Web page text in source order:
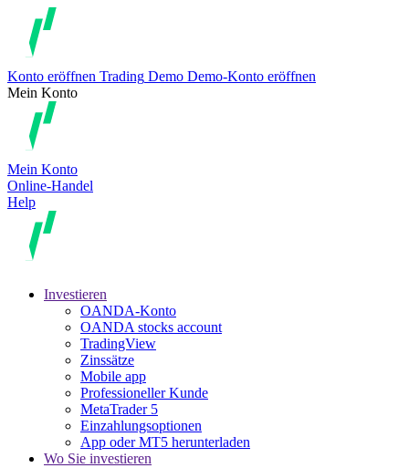
Konto eröffnen Trading Demo Demo-Konto eröffnen
Mein Konto
Mein Konto
Online-Handel
Help
Investieren
OANDA-Konto
OANDA stocks account
TradingView
Zinssätze
Mobile app
Professioneller Kunde
MetaTrader 5
Einzahlungsoptionen
App oder MT5 herunterladen
Wo Sie investieren